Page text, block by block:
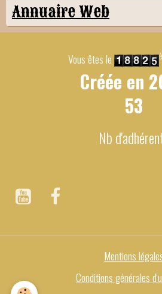
Annuaire Web
Vous êtes le
Créée en
53
Nb
Mentions
Conditions générales